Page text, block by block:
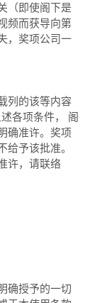
（即使阁下是
频而获导向第
，奖项公司一
列的该等内容
各项条件， 阁
确准许。奖项
给予该批准。
许，请联络
确授予的一切